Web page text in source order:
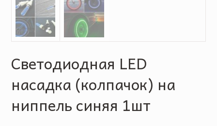
Светодиодная LED
насадка (колпачок) на
ниппель синяя 1шт